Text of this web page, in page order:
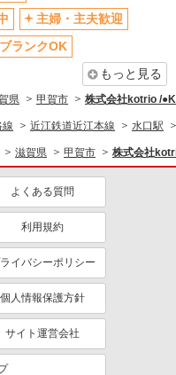
ブなど）あり
制度あり
祉
ル（40代～）活躍中
勤OK
保険あり
主婦・主夫歓迎
ブランクOK
もっと見る
県 甲賀市 株式会社kotrio /
線 近江鉄道近江本線 水口駅
滋賀県 甲賀市 株式会社
よくある質問
利用規約
イバシーポリシー
個人情報保護方針
サイト運営会社